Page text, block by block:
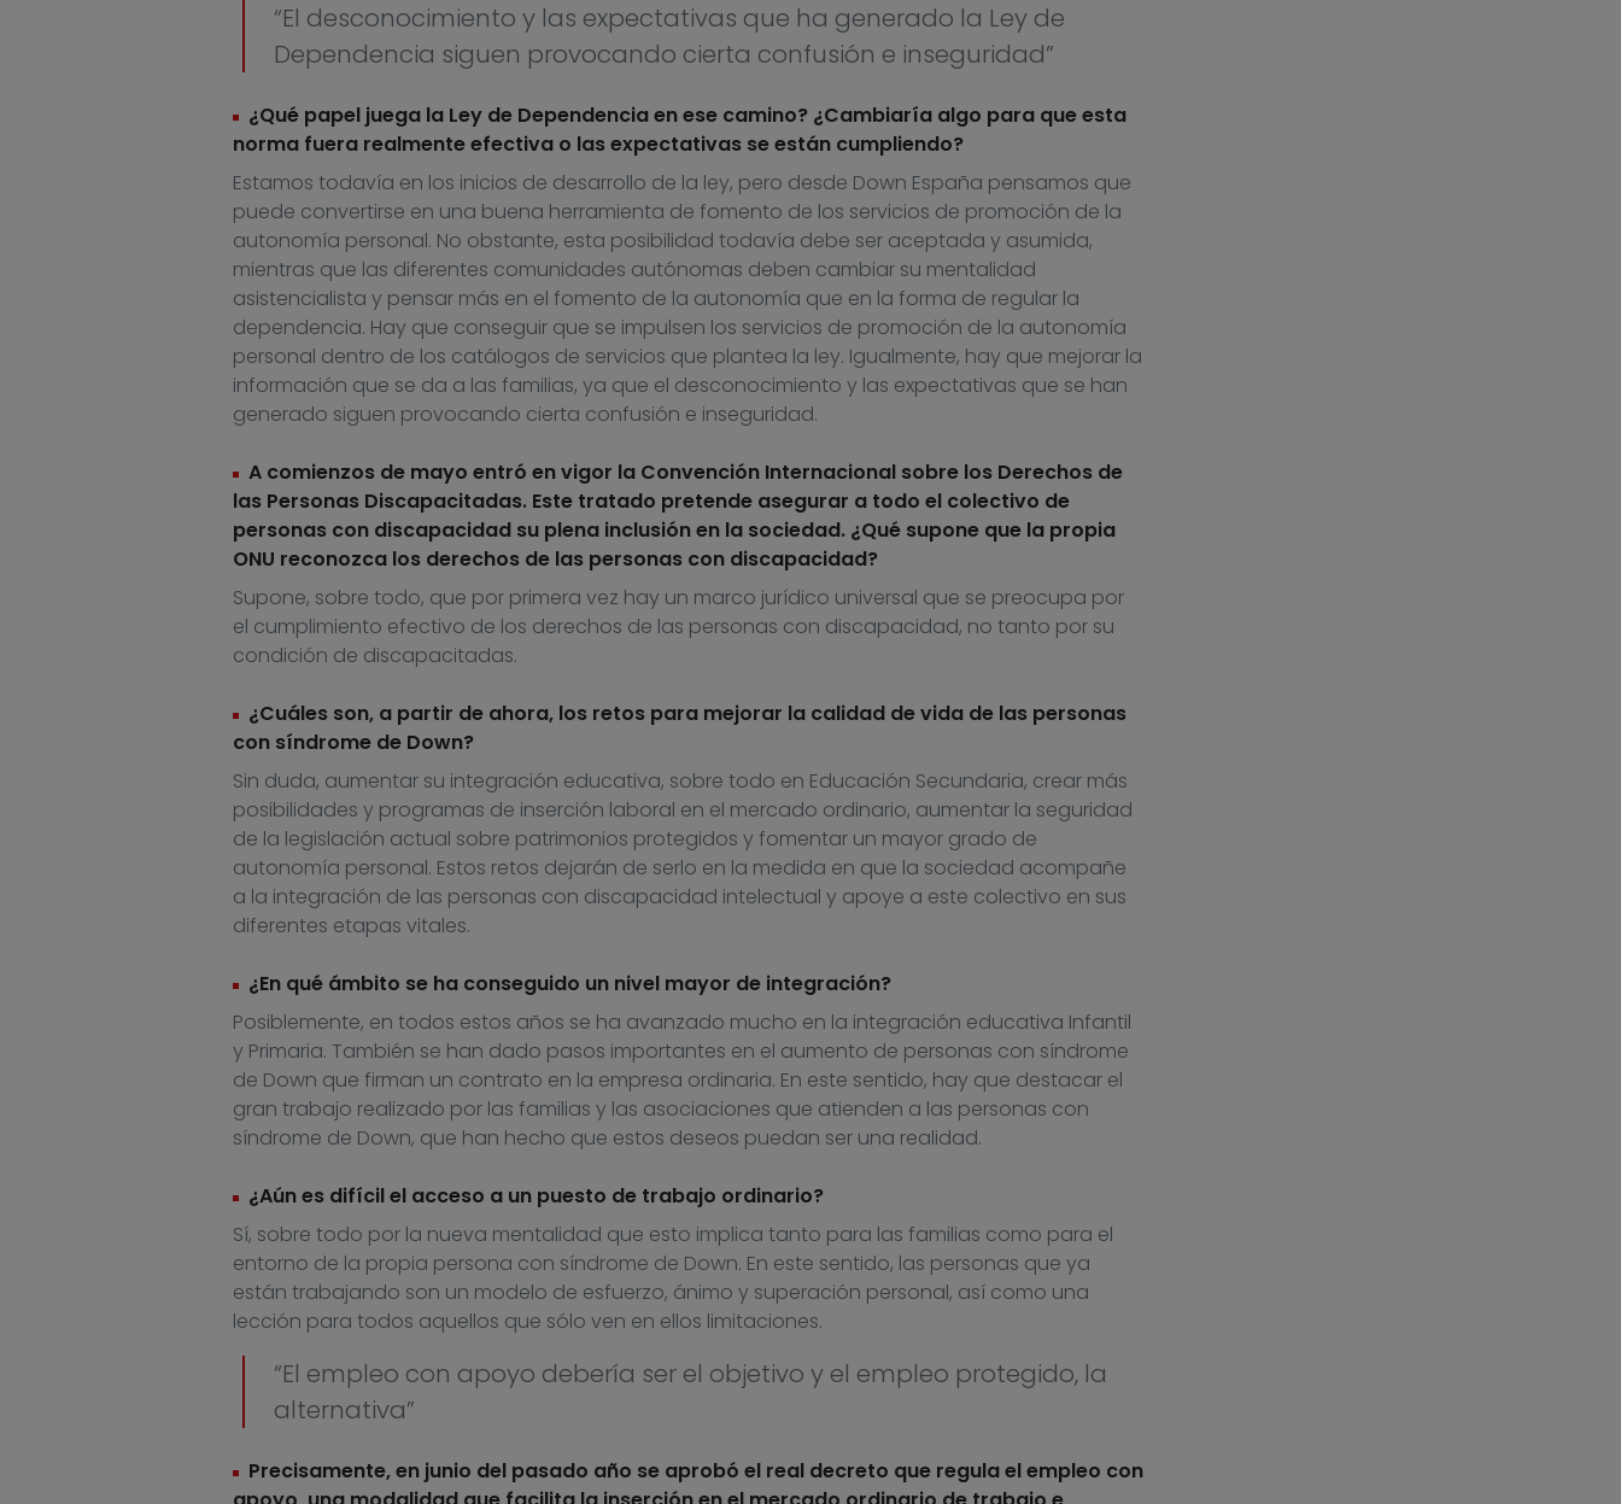
“El desconocimiento y las expectativas que ha generado la Ley de
Dependencia siguen provocando cierta confusión e inseguridad”
¿Qué papel juega la Ley de Dependencia en ese camino? ¿Cambiaría algo para que esta
norma fuera realmente efectiva o las expectativas se están cumpliendo?
Estamos todavía en los inicios de desarrollo de la ley, pero desde Down España pensamos que
puede convertirse en una buena herramienta de fomento de los servicios de promoción de la
autonomía personal. No obstante, esta posibilidad todavía debe ser aceptada y asumida,
mientras que las diferentes comunidades autónomas deben cambiar su mentalidad
asistencialista y pensar más en el fomento de la autonomía que en la forma de regular la
dependencia. Hay que conseguir que se impulsen los servicios de promoción de la autonomía
personal dentro de los catálogos de servicios que plantea la ley. Igualmente, hay que mejorar la
información que se da a las familias, ya que el desconocimiento y las expectativas que se han
generado siguen provocando cierta confusión e inseguridad.
A comienzos de mayo entró en vigor la Convención Internacional sobre los Derechos de
las Personas Discapacitadas. Este tratado pretende asegurar a todo el colectivo de
personas con discapacidad su plena inclusión en la sociedad. ¿Qué supone que la propia
ONU reconozca los derechos de las personas con discapacidad?
Supone, sobre todo, que por primera vez hay un marco jurídico universal que se preocupa por
el cumplimiento efectivo de los derechos de las personas con discapacidad, no tanto por su
condición de discapacitadas.
¿Cuáles son, a partir de ahora, los retos para mejorar la calidad de vida de las personas
con síndrome de Down?
Sin duda, aumentar su integración educativa, sobre todo en Educación Secundaria, crear más
posibilidades y programas de inserción laboral en el mercado ordinario, aumentar la seguridad
de la legislación actual sobre patrimonios protegidos y fomentar un mayor grado de
autonomía personal. Estos retos dejarán de serlo en la medida en que la sociedad acompañe
a la integración de las personas con discapacidad intelectual y apoye a este colectivo en sus
diferentes etapas vitales.
¿En qué ámbito se ha conseguido un nivel mayor de integración?
Posiblemente, en todos estos años se ha avanzado mucho en la integración educativa Infantil
y Primaria. También se han dado pasos importantes en el aumento de personas con síndrome
de Down que firman un contrato en la empresa ordinaria. En este sentido, hay que destacar el
gran trabajo realizado por las familias y las asociaciones que atienden a las personas con
síndrome de Down, que han hecho que estos deseos puedan ser una realidad.
¿Aún es difícil el acceso a un puesto de trabajo ordinario?
Sí, sobre todo por la nueva mentalidad que esto implica tanto para las familias como para el
entorno de la propia persona con síndrome de Down. En este sentido, las personas que ya
están trabajando son un modelo de esfuerzo, ánimo y superación personal, así como una
lección para todos aquellos que sólo ven en ellos limitaciones.
“El empleo con apoyo debería ser el objetivo y el empleo protegido, la
alternativa”
Precisamente, en junio del pasado año se aprobó el real decreto que regula el empleo con